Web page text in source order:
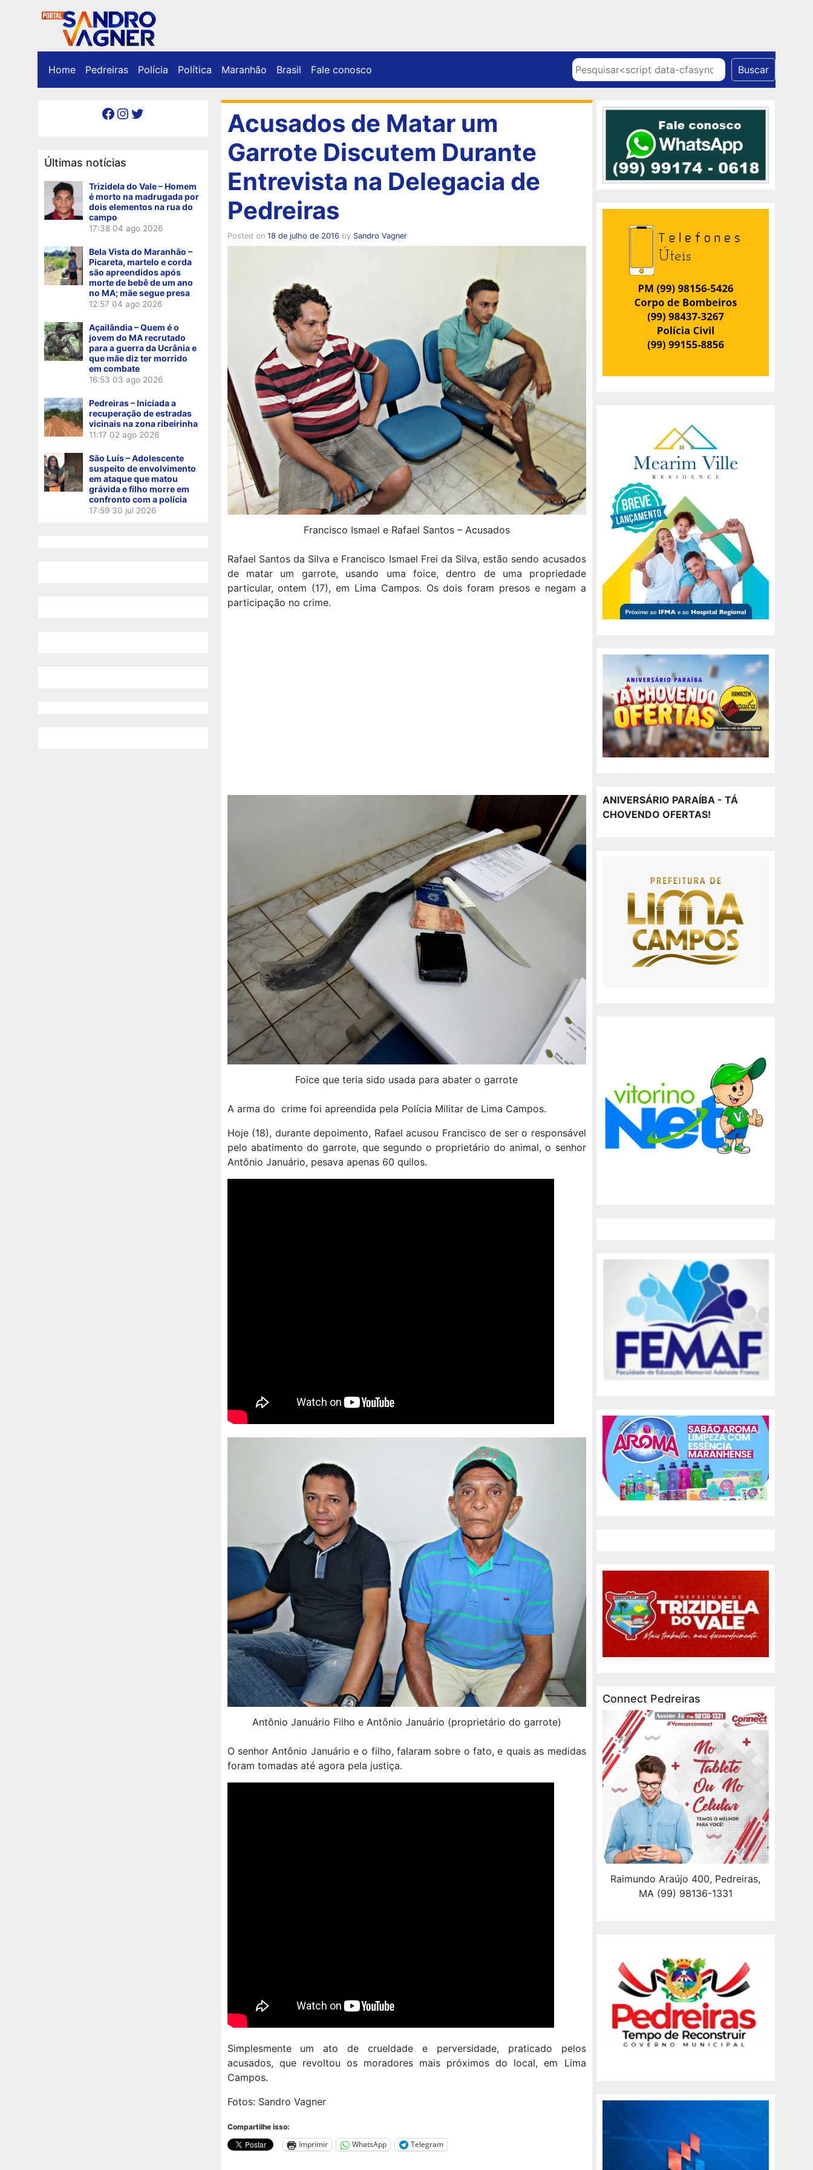
Home Pedreiras Polícia Política Maranhão Brasil Fale conosco Pesquisar Buscar
Facebook Instagram Twitter
Últimas notícias
Trizidela do Vale – Homem
é morto na madrugada por
dois elementos na rua do
campo
17:38 04 ago 2026
Bela Vista do Maranhão –
Picareta, martelo e corda
são apreendidos após
morte de bebê de um ano
no MA; mãe segue presa
12:57 04 ago 2026
Açailândia – Quem é o
jovem do MA recrutado
para a guerra da Ucrânia e
que mãe diz ter morrido
em combate
16:53 03 ago 2026
Pedreiras – Iniciada a
recuperação de estradas
vicinais na zona ribeirinha
11:17 02 ago 2026
São Luís – Adolescente
suspeito de envolvimento
em ataque que matou
grávida e filho morre em
confronto com a polícia
17:59 30 jul 2026
Acusados de Matar um
Garrote Discutem Durante
Entrevista na Delegacia de
Pedreiras
Posted on 18 de julho de 2016 by Sandro Vagner
Francisco Ismael e Rafael Santos – Acusados
Rafael Santos da Silva e Francisco Ismael Frei da Silva, estão sendo acusados
de matar um garrote, usando uma foice, dentro de uma propriedade
particular, ontem (17), em Lima Campos. Os dois foram presos e negam a
participação no crime.
Foice que teria sido usada para abater o garrote
A arma do crime foi apreendida pela Polícia Militar de Lima Campos.
Hoje (18), durante depoimento, Rafael acusou Francisco de ser o responsável
pelo abatimento do garrote, que segundo o proprietário do animal, o senhor
Antônio Januário, pesava apenas 60 quilos.
Antônio Januário Filho e Antônio Januário (proprietário do garrote)
O senhor Antônio Januário e o filho, falaram sobre o fato, e quais as medidas
foram tomadas até agora pela justiça.
Simplesmente um ato de crueldade e perversidade, praticado pelos
acusados, que revoltou os moradores mais próximos do local, em Lima
Campos.
Fotos: Sandro Vagner
Compartilhe isso:
Imprimir WhatsApp Telegram
ANIVERSÁRIO PARAÍBA - TÁ
CHOVENDO OFERTAS!
Connect Pedreiras
Raimundo Araújo 400, Pedreiras,
MA (99) 98136-1331